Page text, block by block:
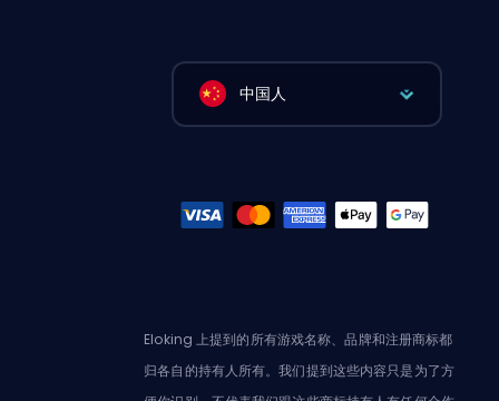
中国人
Eloking 上提到的所有游戏名称、品牌和注册商标都
归各自的持有人所有。我们提到这些内容只是为了方